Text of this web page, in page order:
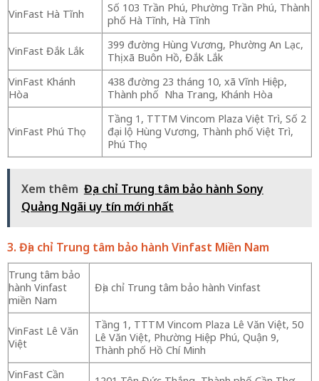
VinFast Hà Tĩnh
Số 103 Trần Phú, Phường Trần Phú, Thành
phố Hà Tĩnh, Hà Tĩnh
VinFast Đắk Lắk
399 đường Hùng Vương, Phường An Lạc,
Thị xã Buôn Hồ, Đắk Lắk
VinFast Khánh
Hòa
438 đường 23 tháng 10, xã Vĩnh Hiệp,
Thành phố Nha Trang, Khánh Hòa
VinFast Phú Thọ
Tầng 1, TTTM Vincom Plaza Việt Trì, Số 2
đại lộ Hùng Vương, Thành phố Việt Trì,
Phú Thọ
Xem thêm Địa chỉ Trung tâm bảo hành Sony
Quảng Ngãi uy tín mới nhất
3. Địa chỉ Trung tâm bảo hành Vinfast Miền Nam
Trung tâm bảo
hành Vinfast
miền Nam
Địa chỉ Trung tâm bảo hành Vinfast
VinFast Lê Văn
Việt
Tầng 1, TTTM Vincom Plaza Lê Văn Việt, 50
Lê Văn Việt, Phường Hiệp Phú, Quận 9,
Thành phố Hồ Chí Minh
VinFast Cần